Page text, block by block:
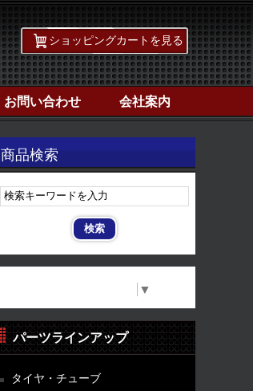
ショッピングカートを見る
お問い合わせ 会社案内
商品検索
▼
パーツラインアップ
タイヤ・チューブ